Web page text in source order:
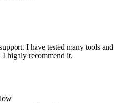
I have tested many tools and
I highly recommend it.